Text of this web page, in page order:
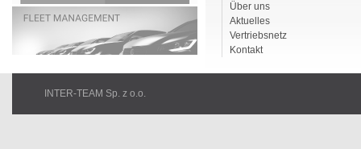
Über uns
Aktuelles
Vertriebsnetz
Kontakt
INTER-TEAM Sp. z o.o.